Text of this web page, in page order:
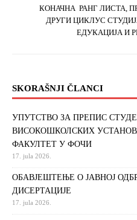
КОНАЧНА РАНГ ЛИСТА,
ДРУГИ ЦИКЛУС
ЕДУКАЦИЈА И
SKORAŠNJI ČLANCI
УПУТСТВО ЗА ПРЕПИС
ВИСОКОШКОЛСКИХ
ФАКУЛТЕТ У ФОЧИ
17. jula 2026.
ОБАВЈЕШТЕЊЕ О ЈАВНОЈ
ДИСЕРТАЦИЈЕ
17. jula 2026.